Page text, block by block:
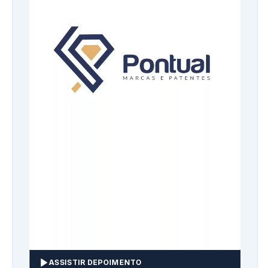
ASSISTIR DEPOIMENTO